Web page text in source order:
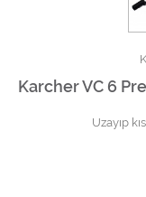
Karcher VC 6
Uzayıp